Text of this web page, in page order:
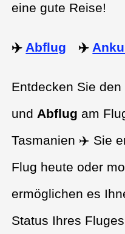
eine gute Reise!
✈️ Abflug ✈️
Entdecken Sie
und Abflug am
Tasmanien ✈️ Sie
Flug heute oder
ermöglichen es
Status Ihres